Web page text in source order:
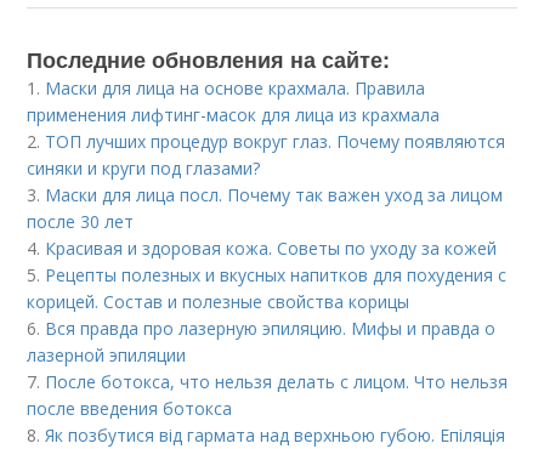
Последние обновления на сайте:
1. Маски для лица на основе крахмала. Правила
применения лифтинг-масок для лица из крахмала
2. ТОП лучших процедур вокруг глаз. Почему появляются
синяки и круги под глазами?
3. Маски для лица посл. Почему так важен уход за лицом
после 30 лет
4. Красивая и здоровая кожа. Советы по уходу за кожей
5. Рецепты полезных и вкусных напитков для похудения с
корицей. Состав и полезные свойства корицы
6. Вся правда про лазерную эпиляцию. Мифы и правда о
лазерной эпиляции
7. После ботокса, что нельзя делать с лицом. Что нельзя
после введения ботокса
8.Як позбутися від гармата над верхньою губою. Епіляція